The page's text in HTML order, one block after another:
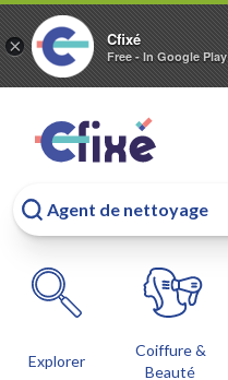
× Cfixé
Free - In Google Play
Explorer
Coiffure &
Beauté